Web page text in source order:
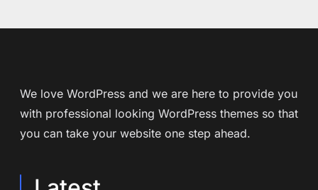
We love WordPress and we are here to provide you
with professional looking WordPress themes so that
you can take your website one step ahead.